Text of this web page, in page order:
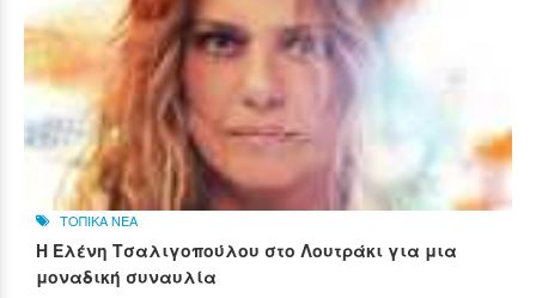
ΤΟΠΙΚΑ ΝΕΑ
Η Ελένη Τσαλιγοπούλου στο Λουτράκι για μια
μοναδική συναυλία